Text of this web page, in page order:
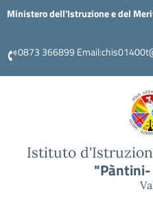
Ministero dell'Istruzione e del
0873 366899
Istituto